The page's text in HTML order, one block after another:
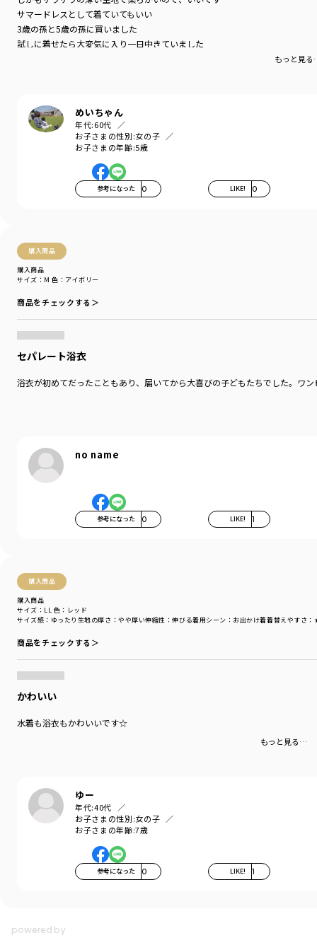
サマードレスとして着ていてもいい
3歳の孫と5歳の孫に買いました
試しに着せたら大変気に入り一日中きていました
もっと見
めいちゃん
年代:60代
お子さまの性別:女の子
お子さまの年齢:5歳
参考になった 0 LIKE! 0
購入商品
購入商品
サイズ：M 色：アイボリー
商品をチェックする＞
セパレート浴衣
浴衣が初めてだったこともあり、届いてから大喜びの子どもたちでした。ワ
no name
参考になった 0 LIKE! 1
購入商品
購入商品
サイズ感 ：ゆったり 生地の厚さ ：やや厚い伸縮性 ：伸びる着用シーン ：お出かけ着着替えやすさ
サイズ：LL 色：レッド
商品をチェックする＞
かわいい
水着も浴衣もかわいいです☆
もっと見る…
ゆー
年代:40代
お子さまの性別:女の子
お子さまの年齢:7歳
参考になった 0 LIKE! 1
少しスラッとした印象のストライプが織り交ざって
絶妙なバランスのデザインです
●花火柄
ちょっぴりお姉さんなネイビーのベースカラーに
Mサイズ：100cm～110cm
Lサイズ：110cm～120cm
LLサイズ：120cm～130cm
サイズ：サイズM
ブランド ／branshes
シーズン
／ 2026春夏
カテゴリ
／ その他グッズ
カラー
／ブルー
性別タイプ
商品番号
／14-6288-899